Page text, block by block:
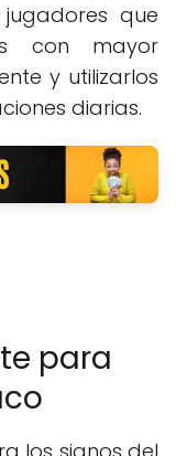
que
con mayor
y utilizarlos
diarias.
para